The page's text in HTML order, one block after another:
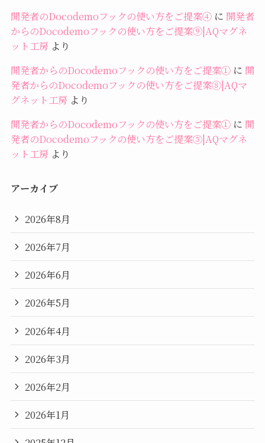
開発者のDocodemoフックの使い方をご提案④に 開発者
からのDocodemoフックの使い方をご提案⑨|AQマグネ
ット工房 より
開発者からのDocodemoフックの使い方をご提案①に 開
発者からのDocodemoフックの使い方をご提案⑧|AQマ
グネット工房 より
開発者からのDocodemoフックの使い方をご提案①に 開
発者のDocodemoフックの使い方をご提案⑤|AQマグネ
ット工房 より
アーカイブ
2026年8月
2026年7月
2026年6月
2026年5月
2026年4月
2026年3月
2026年2月
2026年1月